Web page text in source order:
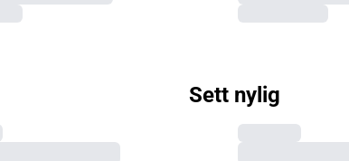
Sett nylig